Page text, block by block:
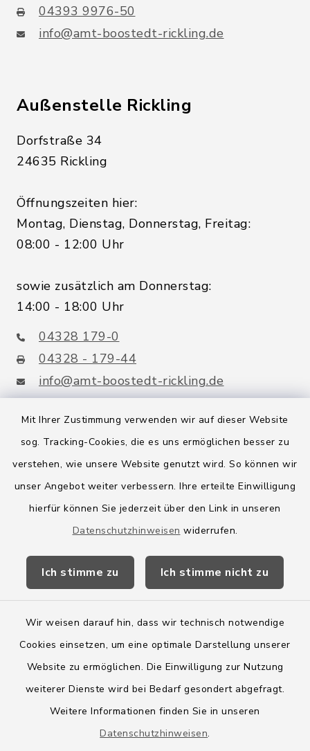
Mit Ihrer Zustimmung verwenden wir auf dieser Website
sog. Tracking-Cookies, die es uns ermöglichen besser zu
verstehen, wie unsere Website genutzt wird. So können wir
unser Angebot weiter verbessern. Ihre erteilte Einwilligung
hierfür können Sie jederzeit über den Link in unseren
Datenschutzhinweisen widerrufen.
Ich stimme zu Ich stimme nicht zu
Wir weisen darauf hin, dass wir technisch notwendige
Cookies einsetzen, um eine optimale Darstellung unserer
Website zu ermöglichen. Die Einwilligung zur Nutzung
weiterer Dienste wird bei Bedarf gesondert abgefragt.
Weitere Informationen finden Sie in unseren
Datenschutzhinweisen.
04393 9976-50
info@amt-boostedt-rickling.de
Außenstelle Rickling
Dorfstraße 34
24635 Rickling
Öffnungszeiten hier:
Montag, Dienstag, Donnerstag, Freitag:
08:00 - 12:00 Uhr
sowie zusätzlich am Donnerstag:
14:00 - 18:00 Uhr
04328 179-0
04328 - 179-44
info@amt-boostedt-rickling.de
Quicklinks
Amt Boostedt-Rickling
Amtsbroschüre
Wege-Zweckverband
Barrierefreiheit